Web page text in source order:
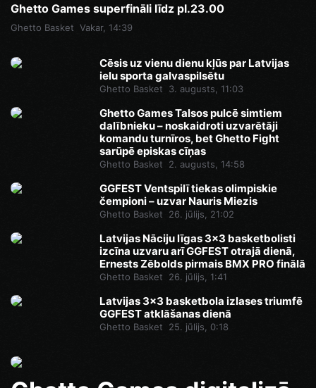
Ghetto Games superfināli līdz pl.23.00
Ghetto Basket Vakar, 14:39
Cēsis uz vienu dienu kļūs par Latvijas
ielu sporta galvaspilsētu
Ghetto Basket 3. augusts, 11:03
Ghetto Games Talsos pulcē simtiem
dalībnieku – noskaidroti uzvarētāji
komandu turnīros, bet Ghetto Fight
sarūpē episkas cīņas
Ghetto Basket 2. augusts, 14:58
GGFEST Ventspilī tiekas olimpiskie
čempioni – uzvar Nauris Miezis
Ghetto Basket 26. jūlijs, 21:02
Latvijas Nāciju līgas 3x3 basketbolisti
izcīna uzvaru arī GGFEST otrajā dienā,
Ernests Zēbolds pirmais BMX PRO finālā
Ghetto Basket 26. jūlijs, 1:41
Latvijas 3x3 basketbola izlases triumfē
GGFEST atklāšanas dienā
Ghetto Basket 25. jūlijs, 0:18